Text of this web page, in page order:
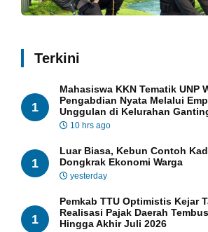
Terkini
1
Mahasiswa KKN Tematik UNP
Pengabdian Nyata Melalui
Unggulan di Kelurahan
10 hrs ago
1
Luar Biasa, Kebun Contoh
Dongkrak Ekonomi Warga
yesterday
1
Pemkab TTU Optimistis Kejar
Realisasi Pajak Daerah
Hingga Akhir Juli 2026